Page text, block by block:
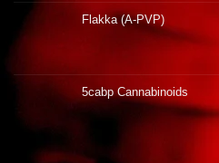
Flakka (A-PVP)
5cabp Cannabinoids